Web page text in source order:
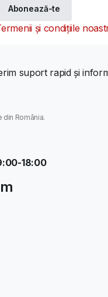
Abonează-te
și condițiile
suport rapid și
România.
18:00